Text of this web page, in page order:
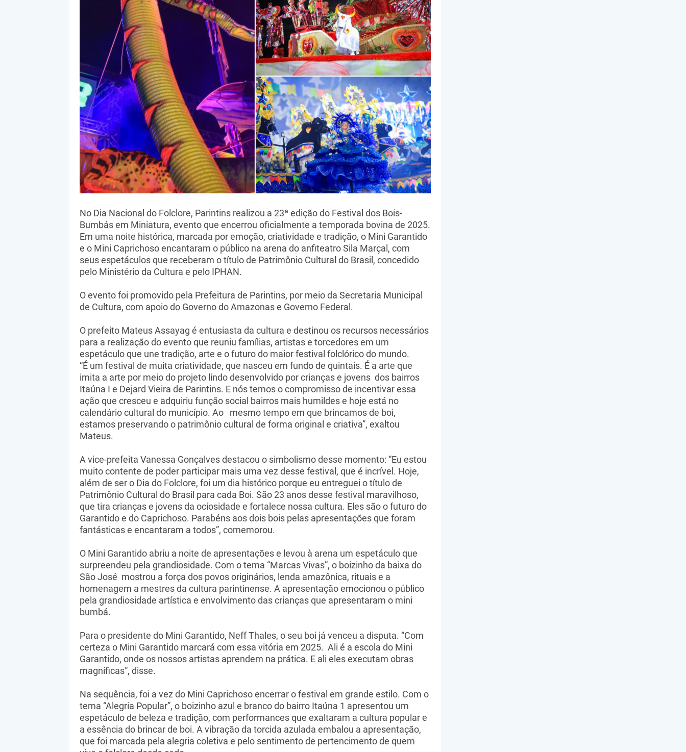
No Dia Nacional do Folclore, Parintins realizou a 23ª edição do Festival dos Bois-
Bumbás em Miniatura, evento que encerrou oficialmente a temporada bovina de 2025.
Em uma noite histórica, marcada por emoção, criatividade e tradição, o Mini Garantido
e o Mini Caprichoso encantaram o público na arena do anfiteatro Sila Marçal, com
seus espetáculos que receberam o título de Patrimônio Cultural do Brasil, concedido
pelo Ministério da Cultura e pelo IPHAN.
O evento foi promovido pela Prefeitura de Parintins, por meio da Secretaria Municipal
de Cultura, com apoio do Governo do Amazonas e Governo Federal.
O prefeito Mateus Assayag é entusiasta da cultura e destinou os recursos necessários
para a realização do evento que reuniu famílias, artistas e torcedores em um
espetáculo que une tradição, arte e o futuro do maior festival folclórico do mundo.
“É um festival de muita criatividade, que nasceu em fundo de quintais. É a arte que
imita a arte por meio do projeto lindo desenvolvido por crianças e jovens dos bairros
Itaúna I e Dejard Vieira de Parintins. E nós temos o compromisso de incentivar essa
ação que cresceu e adquiriu função social bairros mais humildes e hoje está no
calendário cultural do município. Ao mesmo tempo em que brincamos de boi,
estamos preservando o patrimônio cultural de forma original e criativa”, exaltou
Mateus.
A vice-prefeita Vanessa Gonçalves destacou o simbolismo desse momento: “Eu estou
muito contente de poder participar mais uma vez desse festival, que é incrível. Hoje,
além de ser o Dia do Folclore, foi um dia histórico porque eu entreguei o título de
Patrimônio Cultural do Brasil para cada Boi. São 23 anos desse festival maravilhoso,
que tira crianças e jovens da ociosidade e fortalece nossa cultura. Eles são o futuro do
Garantido e do Caprichoso. Parabéns aos dois bois pelas apresentações que foram
fantásticas e encantaram a todos”, comemorou.
O Mini Garantido abriu a noite de apresentações e levou à arena um espetáculo que
surpreendeu pela grandiosidade. Com o tema “Marcas Vivas”, o boizinho da baixa do
São José mostrou a força dos povos originários, lenda amazônica, rituais e a
homenagem a mestres da cultura parintinense. A apresentação emocionou o público
pela grandiosidade artística e envolvimento das crianças que apresentaram o mini
bumbá.
Para o presidente do Mini Garantido, Neff Thales, o seu boi já venceu a disputa. “Com
certeza o Mini Garantido marcará com essa vitória em 2025. Ali é a escola do Mini
Garantido, onde os nossos artistas aprendem na prática. E ali eles executam obras
magníficas”, disse.
Na sequência, foi a vez do Mini Caprichoso encerrar o festival em grande estilo. Com o
tema “Alegria Popular”, o boizinho azul e branco do bairro Itaúna 1 apresentou um
espetáculo de beleza e tradição, com performances que exaltaram a cultura popular e
a essência do brincar de boi. A vibração da torcida azulada embalou a apresentação,
que foi marcada pela alegria coletiva e pelo sentimento de pertencimento de quem